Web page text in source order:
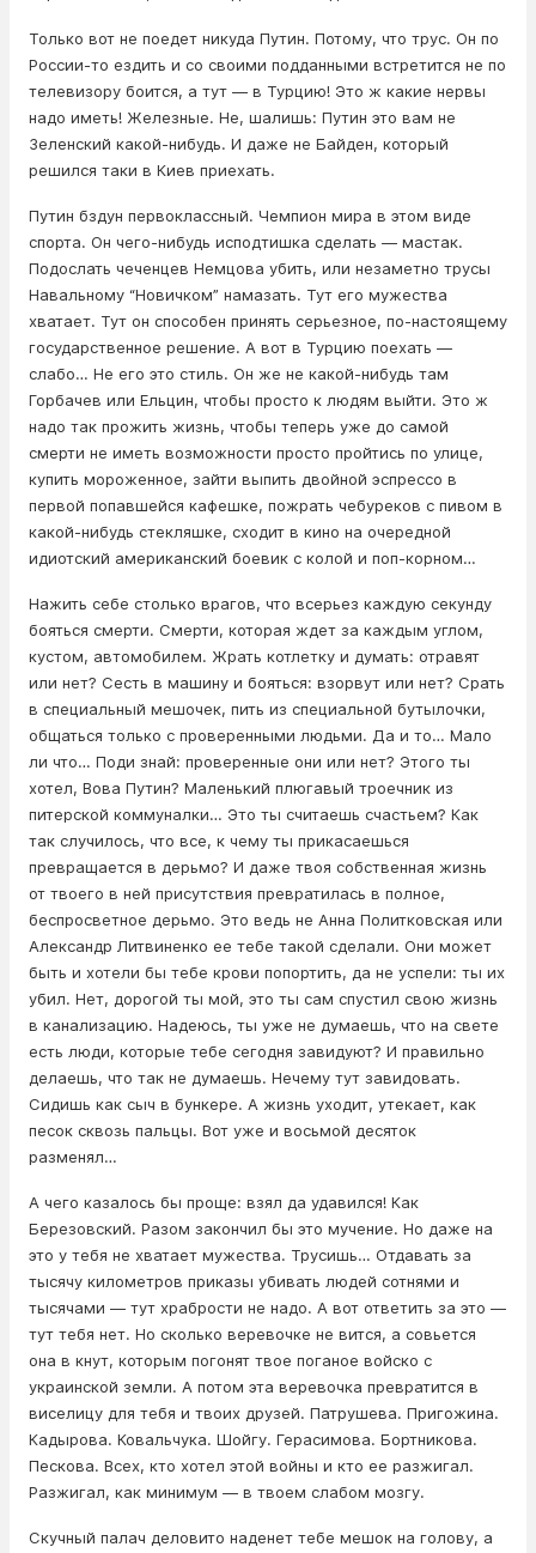
Только вот не поедет никуда Путин. Потому, что трус. Он по
России-то ездить и со своими подданными встретится не по
телевизору боится, а тут — в Турцию! Это ж какие нервы
надо иметь! Железные. Не, шалишь: Путин это вам не
Зеленский какой-нибудь. И даже не Байден, который
решился таки в Киев приехать.
Путин бздун первоклассный. Чемпион мира в этом виде
спорта. Он чего-нибудь исподтишка сделать — мастак.
Подослать чеченцев Немцова убить, или незаметно трусы
Навальному “Новичком” намазать. Тут его мужества
хватает. Тут он способен принять серьезное, по-настоящему
государственное решение. А вот в Турцию поехать —
слабо… Не его это стиль. Он же не какой-нибудь там
Горбачев или Ельцин, чтобы просто к людям выйти. Это ж
надо так прожить жизнь, чтобы теперь уже до самой
смерти не иметь возможности просто пройтись по улице,
купить мороженное, зайти выпить двойной эспрессо в
первой попавшейся кафешке, пожрать чебуреков с пивом в
какой-нибудь стекляшке, сходит в кино на очередной
идиотский американский боевик с колой и поп-корном…
Нажить себе столько врагов, что всерьез каждую секунду
бояться смерти. Смерти, которая ждет за каждым углом,
кустом, автомобилем. Жрать котлетку и думать: отравят
или нет? Сесть в машину и бояться: взорвут или нет? Срать
в специальный мешочек, пить из специальной бутылочки,
общаться только с проверенными людьми. Да и то… Мало
ли что… Поди знай: проверенные они или нет? Этого ты
хотел, Вова Путин? Маленький плюгавый троечник из
питерской коммуналки… Это ты считаешь счастьем? Как
так случилось, что все, к чему ты прикасаешься
превращается в дерьмо? И даже твоя собственная жизнь
от твоего в ней присутствия превратилась в полное,
беспросветное дерьмо. Это ведь не Анна Политковская или
Александр Литвиненко ее тебе такой сделали. Они может
быть и хотели бы тебе крови попортить, да не успели: ты их
убил. Нет, дорогой ты мой, это ты сам спустил свою жизнь
в канализацию. Надеюсь, ты уже не думаешь, что на свете
есть люди, которые тебе сегодня завидуют? И правильно
делаешь, что так не думаешь. Нечему тут завидовать.
Сидишь как сыч в бункере. А жизнь уходит, утекает, как
песок сквозь пальцы. Вот уже и восьмой десяток
разменял…
А чего казалось бы проще: взял да удавился! Как
Березовский. Разом закончил бы это мучение. Но даже на
это у тебя не хватает мужества. Трусишь… Отдавать за
тысячу километров приказы убивать людей сотнями и
тысячами — тут храбрости не надо. А вот ответить за это —
тут тебя нет. Но сколько веревочке не вится, а совьется
она в кнут, которым погонят твое поганое войско с
украинской земли. А потом эта веревочка превратится в
виселицу для тебя и твоих друзей. Патрушева. Пригожина.
Кадырова. Ковальчука. Шойгу. Герасимова. Бортникова.
Пескова. Всех, кто хотел этой войны и кто ее разжигал.
Разжигал, как минимум — в твоем слабом мозгу.
Скучный палач деловито наденет тебе мешок на голову, а